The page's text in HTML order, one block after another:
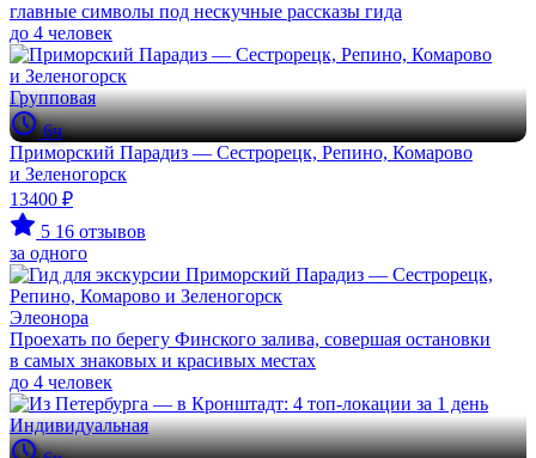
главные символы под нескучные рассказы гида
до 4 человек
Групповая
6ч
Приморский Парадиз — Сестрорецк, Репино, Комарово
и Зеленогорск
13400 ₽
5 16 отзывов
за одного
Элеонора
Проехать по берегу Финского залива, совершая остановки
в самых знаковых и красивых местах
до 4 человек
Индивидуальная